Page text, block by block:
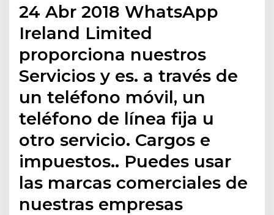
24 Abr 2018 WhatsApp
Ireland Limited
proporciona nuestros
Servicios y es. a través de
un teléfono móvil, un
teléfono de línea fija u
otro servicio. Cargos e
impuestos.. Puedes usar
las marcas comerciales de
nuestras empresas